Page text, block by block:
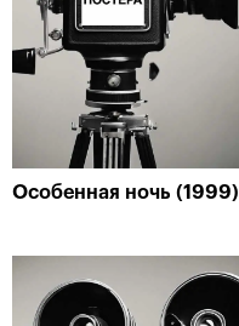
Особенная ночь (1999)